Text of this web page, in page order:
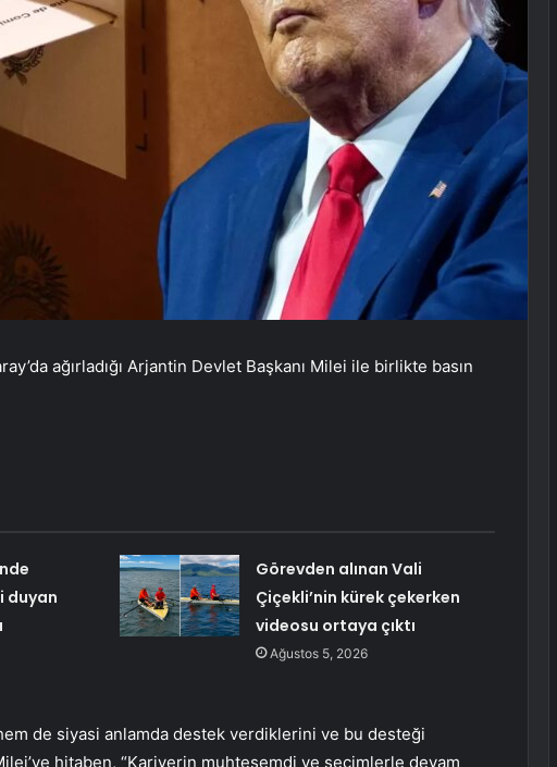
ağırladığı Arjantin Devlet Başkanı Milei ile birlikte basın
duyan
Görevden alınan Vali
Çiçekli’nin kürek çekerken
videosu ortaya çıktı
Ağustos 5, 2026
de siyasi anlamda destek verdiklerini ve bu desteği
hitaben, “Kariyerin muhteşemdi ve seçimlerle devam